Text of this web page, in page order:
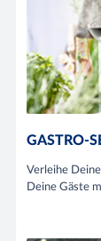
GASTRO-
Verleihe
Deine Gäste